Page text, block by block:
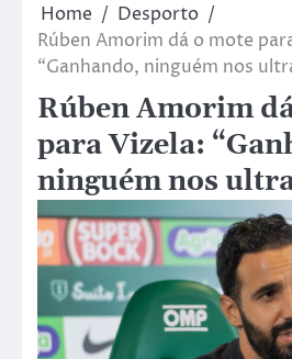
Home
Desporto
Rúben Amorim dá o mote
“Ganhando, ninguém nos
Rúben Amorim
para Vizela:
ninguém nos